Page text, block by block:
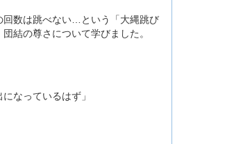
回数は跳べない…という「大縄跳び
結の尊さについて学びました。
なっているはず」